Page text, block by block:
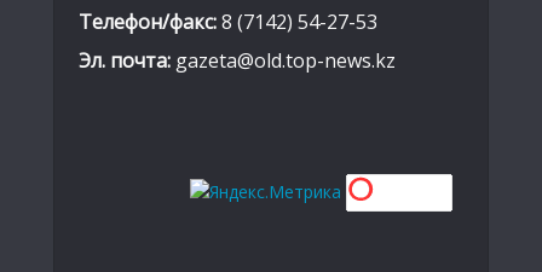
Телефон/факс:8 (7142) 54-27-53
Эл. почта: gazeta@old.top-news.kz